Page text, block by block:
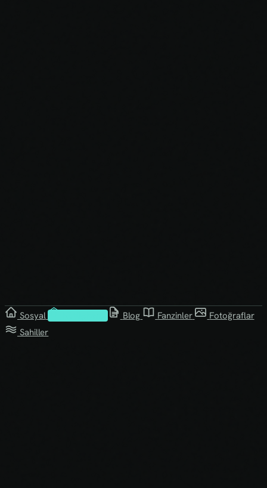
Sosyal Blog Fanzinler
Fotoğraflar
Sahiller